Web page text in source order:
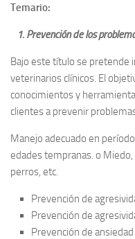
Temario:
1. Prevención de los
Bajo este título se pretende
veterinarios clínicos. El
conocimientos y
clientes a prevenir
Manejo adecuado en
edades tempranas. o
perros, etc.
Prevención de
Prevención de
Prevención de